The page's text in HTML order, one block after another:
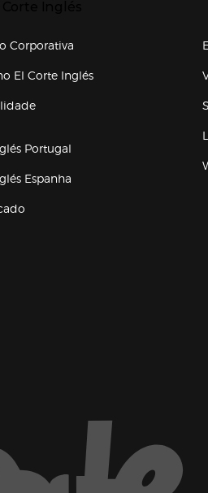
Corporativa
El Corte Inglés(abre en nueva
Portugal
Espanha
grupo el corte inglés